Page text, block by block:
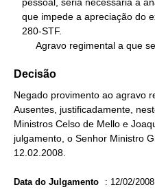
Agravo regimental a
Decisão
Negado provimento ao agravo
Ausentes, justificadamente,
Ministros Celso de Mello e
julgamento, o Senhor Ministro
12.02.2008.
Data do Julgamento : 12/02/2008